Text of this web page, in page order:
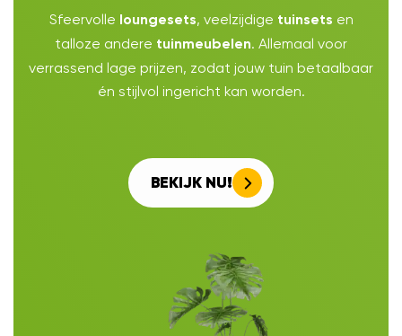
Sfeervolle loungesets, veelzijdige tuinsets en
talloze andere tuinmeubelen. Allemaal voor
verrassend lage prijzen, zodat jouw tuin betaalbaar
én stijlvol ingericht kan worden.
BEKIJK NU!